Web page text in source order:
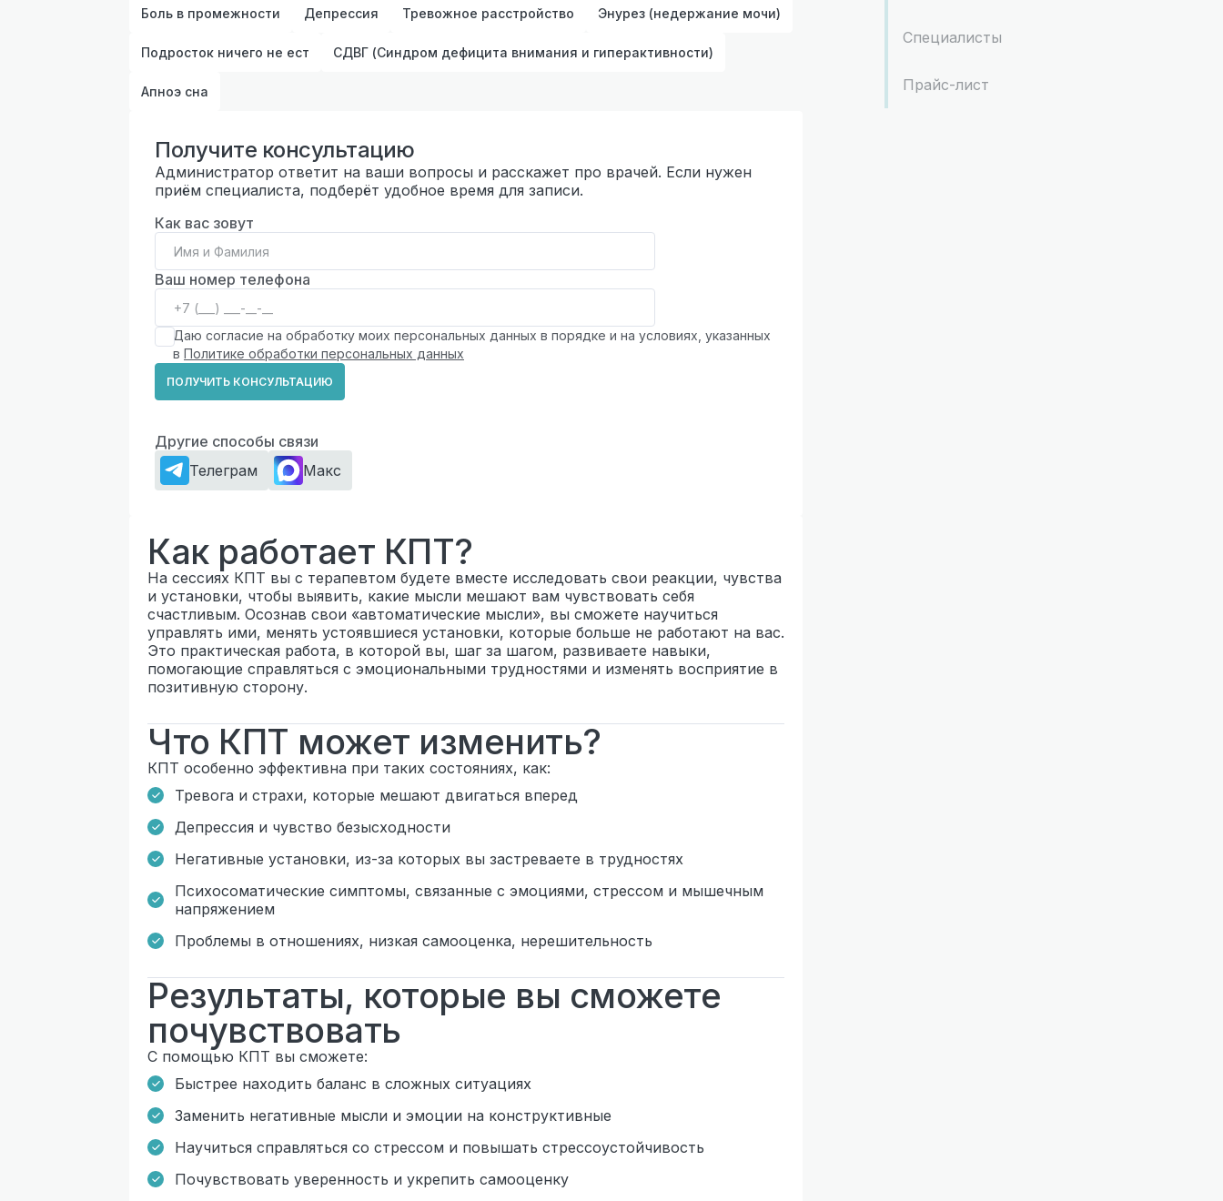
Боль в промежности Депрессия Тревожное расстройство Энурез (недержание мочи)
Подросток ничего не ест СДВГ (Синдром дефицита внимания и гиперактивности)
Апноэ сна
Получите консультацию
Администратор ответит на ваши вопросы и расскажет про врачей. Если нужен
приём специалиста, подберёт удобное время для записи.
Как вас зовут
Ваш номер телефона
Даю согласие на обработку моих персональных данных в порядке и на условиях, указанных
в Политике обработки персональных данных
ПОЛУЧИТЬ КОНСУЛЬТАЦИЮ
Другие способы связи
Телеграм
Макс
Как работает КПТ?
На сессиях КПТ вы с терапевтом будете вместе исследовать свои реакции, чувства
и установки, чтобы выявить, какие мысли мешают вам чувствовать себя
счастливым. Осознав свои «автоматические мысли», вы сможете научиться
управлять ими, менять устоявшиеся установки, которые больше не работают на вас.
Это практическая работа, в которой вы, шаг за шагом, развиваете навыки,
помогающие справляться с эмоциональными трудностями и изменять восприятие в
позитивную сторону.
Что КПТ может изменить?
КПТ особенно эффективна при таких состояниях, как:
Тревога и страхи, которые мешают двигаться вперед
Депрессия и чувство безысходности
Негативные установки, из-за которых вы застреваете в трудностях
Психосоматические симптомы, связанные с эмоциями, стрессом и мышечным
напряжением
Проблемы в отношениях, низкая самооценка, нерешительность
Результаты, которые вы сможете
почувствовать
С помощью КПТ вы сможете:
Быстрее находить баланс в сложных ситуациях
Заменить негативные мысли и эмоции на конструктивные
Научиться справляться со стрессом и повышать стрессоустойчивость
Почувствовать уверенность и укрепить самооценку
Специалисты
Прайс-лист